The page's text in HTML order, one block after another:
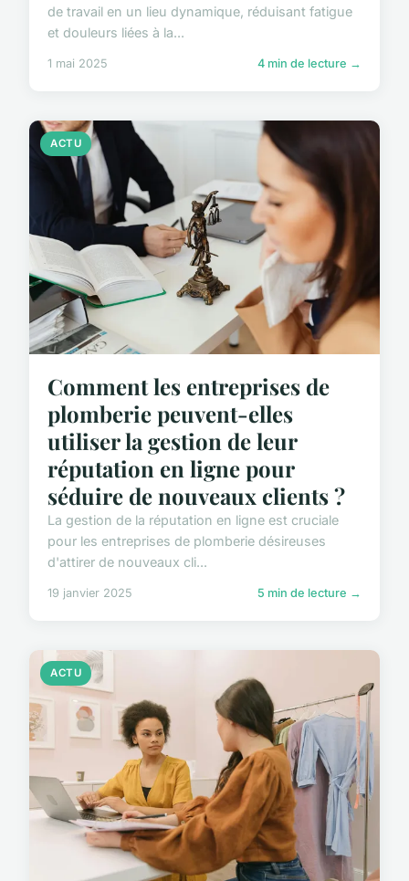
de travail en un lieu dynamique, réduisant fatigue
et douleurs liées à la...
1 mai 2025 4 min de lecture →
ACTU
Comment les entreprises de
plomberie peuvent-elles
utiliser la gestion de leur
réputation en ligne pour
séduire de nouveaux clients ?
La gestion de la réputation en ligne est cruciale
pour les entreprises de plomberie désireuses
d'attirer de nouveaux cli...
19 janvier 2025 5 min de lecture →
ACTU